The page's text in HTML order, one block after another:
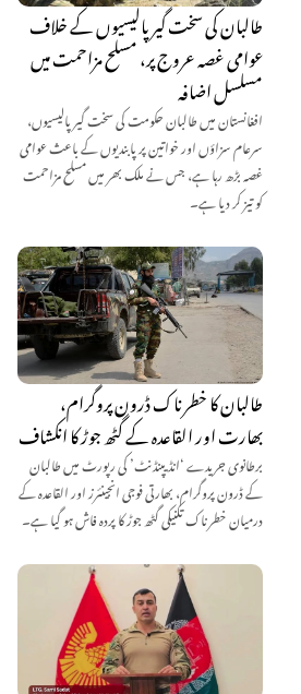
طالبان کی سخت گیر پالیسیوں کے خلاف
عوامی غصہ عروج پر، مسلح مزاحمت میں
مسلسل اضافہ
افغانستان میں طالبان حکومت کی سخت گیر پالیسیوں،
سرعام سزاؤں اور خواتین پر پابندیوں کے باعث عوامی
غصہ بڑھ رہا ہے، جس نے ملک بھر میں مسلح مزاحمت
کو تیز کر دیا ہے۔
طالبان کا خطرناک ڈرون پروگرام،
بھارت اور القاعدہ کے گٹھ جوڑ کا انکشاف
برطانوی جریدے ‘انڈیپنڈنٹ’ کی رپورٹ میں طالبان
کے ڈرون پروگرام، بھارتی فوجی انجینئرز اور القاعدہ کے
درمیان خطرناک تکنیکی گٹھ جوڑ کا پردہ فاش ہو گیا ہے۔